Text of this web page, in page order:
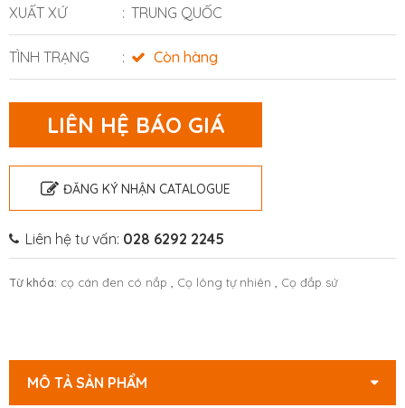
XUẤT XỨ TRUNG QUỐC
TÌNH TRẠNG Còn hàng
LIÊN HỆ BÁO GIÁ
ĐĂNG KÝ NHẬN CATALOGUE
Liên hệ tư vấn: 028 6292 2245
Từ khóa: cọ cán đen có nắp Cọ lông tự nhiên Cọ đắp sứ
MÔ TẢ SẢN PHẨM